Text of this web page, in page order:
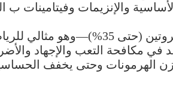
والإنزيمات وفيتامينات ب
ما يجعل لقاح نحل الذرة استثنائيًا هو
في مكافحة التعب والإجهاد
الهرمونات وحتى يخفف